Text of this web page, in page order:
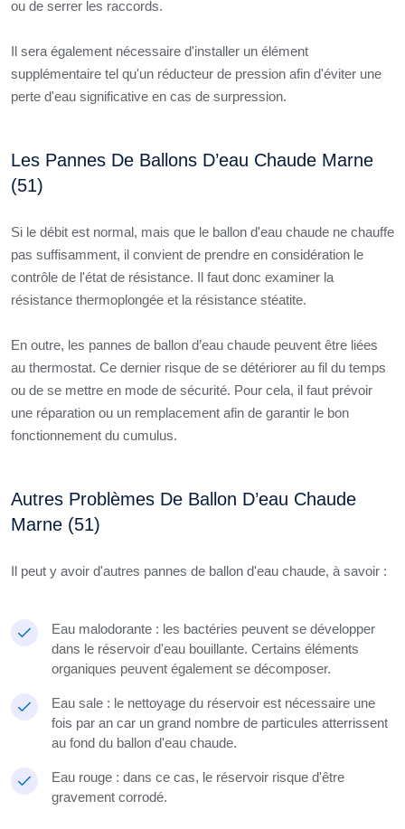
ou de serrer les raccords.
Il sera également nécessaire d'installer un élément
supplémentaire tel qu'un réducteur de pression afin d'éviter une
perte d'eau significative en cas de surpression.
Les Pannes De Ballons D’eau Chaude Marne
(51)
Si le débit est normal, mais que le ballon d'eau chaude ne chauffe
pas suffisamment, il convient de prendre en considération le
contrôle de l'état de résistance. Il faut donc examiner la
résistance thermoplongée et la résistance stéatite.
En outre, les pannes de ballon d’eau chaude peuvent être liées
au thermostat. Ce dernier risque de se détériorer au fil du temps
ou de se mettre en mode de sécurité. Pour cela, il faut prévoir
une réparation ou un remplacement afin de garantir le bon
fonctionnement du cumulus.
Autres Problèmes De Ballon D’eau Chaude
Marne (51)
Il peut y avoir d'autres pannes de ballon d'eau chaude, à savoir :
Eau malodorante : les bactéries peuvent se développer
dans le réservoir d'eau bouillante. Certains éléments
organiques peuvent également se décomposer.
Eau sale : le nettoyage du réservoir est nécessaire une
fois par an car un grand nombre de particules atterrissent
au fond du ballon d'eau chaude.
Eau rouge : dans ce cas, le réservoir risque d'être
gravement corrodé.